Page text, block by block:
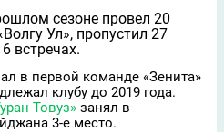
сезоне провел 20
Ул», пропустил 27
встречах.
в первой команде «Зенита»
клубу до 2019 года.
Товуз» занял в
3-е место.